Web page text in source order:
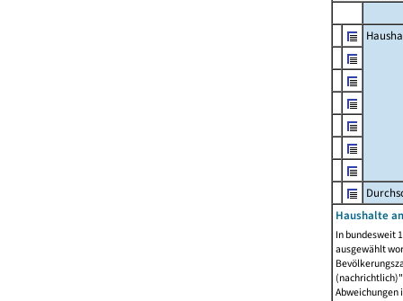
Haushalte
In bundesweit
ausgewählt
Abweichungen